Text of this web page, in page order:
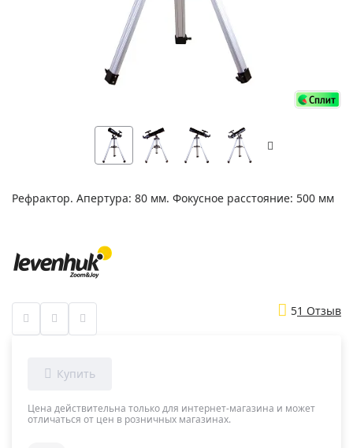
Рефрактор. Апертура: 80 мм. Фокусное расстояние: 500 мм
51 Отзыв
Цена действительна только для интернет-магазина и может
отличаться от цен в розничных магазинах.